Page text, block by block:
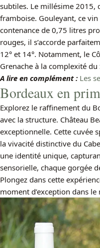
subtiles. Le millésime 2015,
framboise. Gouleyant, ce
contenance de 0,75 litres
rouges, il s’accorde
12° et 14°. Notamment, le
Grenache à la complexité du
A lire en complément : Les
Bordeaux en
Explorez le raffinement du
avec la structure. Château
exceptionnelle. Cette cuvée
la vivacité distinctive du
une identité unique,
sensorielle, chaque gorgée
Plongez dans cette
moment d’exception dans